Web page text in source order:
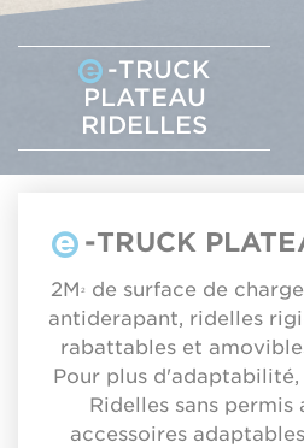
-TRUCK
PLATEAU
RIDELLES
-TRUCK
2M 2
de surface de
antiderapant, ridelles
rabattables et
Pour plus
Ridelles sans permis
accessoires